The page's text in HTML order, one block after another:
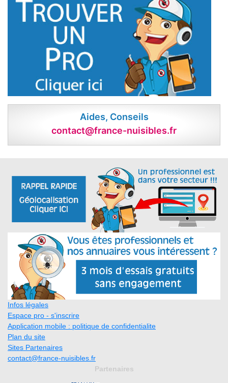
Aides, Conseils
contact@france-nuisibles.fr
Infos légales
Espace pro - s'inscrire
Application mobile : politique de confidentialite
Plan du site
Sites Partenaires
contact@france-nuisibles.fr
Partenaires